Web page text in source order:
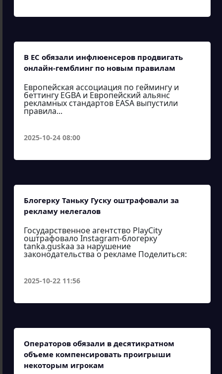
В ЕС обязали инфлюенсеров продвигать
онлайн-гемблинг по новым правилам
Европейская ассоциация по геймингу и
беттингу EGBA и Европейский альянс
рекламных стандартов EASA выпустили
правила...
2025-10-24 08:00
Блогерку Таньку Гуску оштрафовали за
рекламу нелегалов
Государственное агентство PlayCity
оштрафовало Instagram-блогерку
tanka.guskaa за нарушение
законодательства о рекламе Поделиться:
2025-10-22 11:56
Операторов обязали в десятикратном
объеме компенсировать проигрыши
некоторым игрокам